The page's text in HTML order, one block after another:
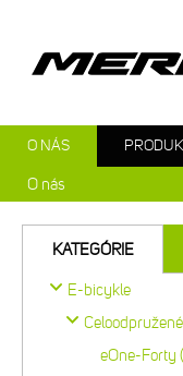
KATEGÓRIE
E-bicykle
eOne-Forty
O NÁS
O nás